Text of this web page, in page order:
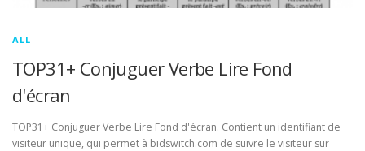
ALL
TOP31+ Conjuguer Verbe Lire Fond
d'écran
TOP31+ Conjuguer Verbe Lire Fond d'écran. Contient un identifiant de
visiteur unique, qui permet à bidswitch.com de suivre le visiteur sur